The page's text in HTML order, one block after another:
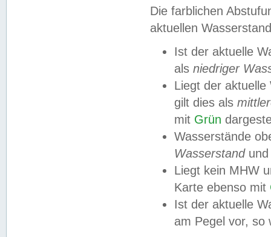
Die farblichen
aktuellen
Ist der aktuelle
als niedriger
Liegt der
gilt dies als
mit Grün
Wasserstände
Wasserstandund
Liegt kein MHW
Karte ebenso mit
Ist der aktuelle
am Pegel vor,